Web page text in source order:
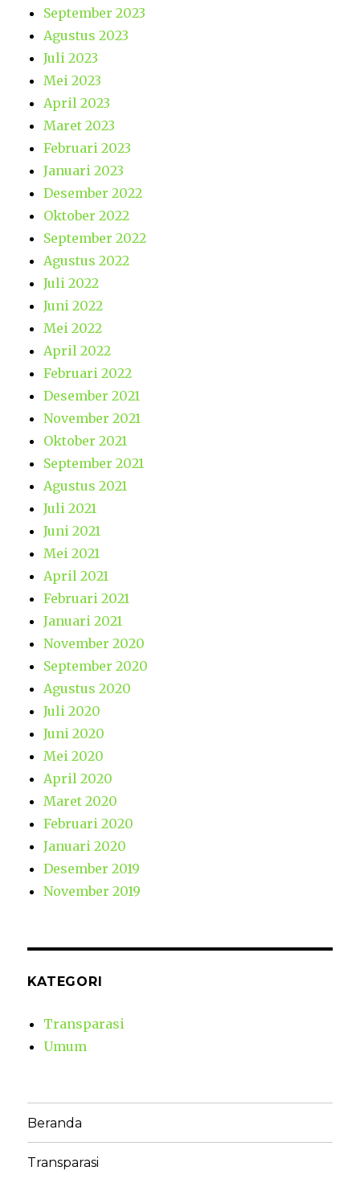
September 2023
Agustus 2023
Juli 2023
Mei 2023
April 2023
Maret 2023
Februari 2023
Januari 2023
Desember 2022
Oktober 2022
September 2022
Agustus 2022
Juli 2022
Juni 2022
Mei 2022
April 2022
Februari 2022
Desember 2021
November 2021
Oktober 2021
September 2021
Agustus 2021
Juli 2021
Juni 2021
Mei 2021
April 2021
Februari 2021
Januari 2021
November 2020
September 2020
Agustus 2020
Juli 2020
Juni 2020
Mei 2020
April 2020
Maret 2020
Februari 2020
Januari 2020
Desember 2019
November 2019
KATEGORI
Transparasi
Umum
Beranda
Transparasi